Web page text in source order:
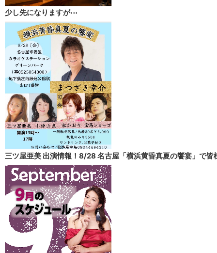
少し先になりますが⋯
三ツ屋亜美 出演情報！8/28 名古屋「横浜黄昏真夏の饗宴」で皆